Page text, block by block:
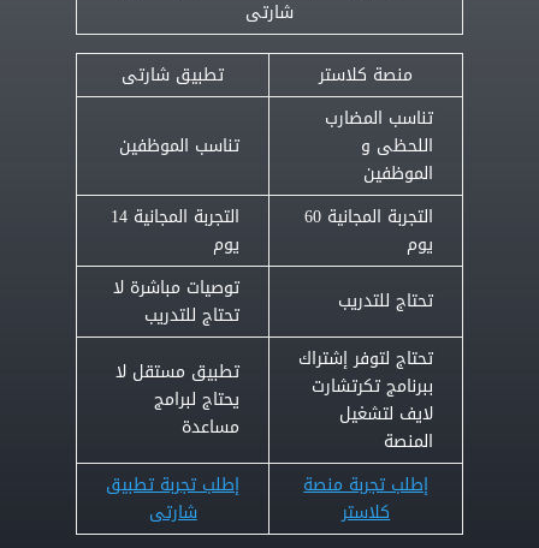
شارتى
منصة كلاستر
تطبيق شارتى
تناسب المضارب
اللحظى و
الموظفين
تناسب الموظفين
التجربة المجانية 60
يوم
التجربة المجانية 14
يوم
تحتاج للتدريب
توصيات مباشرة لا
تحتاج للتدريب
تحتاج لتوفر إشتراك
ببرنامج تكرتشارت
لايف لتشغيل
المنصة
تطبيق مستقل لا
يحتاج لبرامج
مساعدة
إطلب تجربة منصة
كلاستر
إطلب تجربة تطبيق
شارتى